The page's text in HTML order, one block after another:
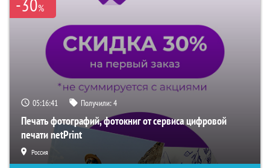
%
05:16:40 Получили:4
Печать фотографий, фотокниг от сервиса цифровой
печати netPrint
Россия